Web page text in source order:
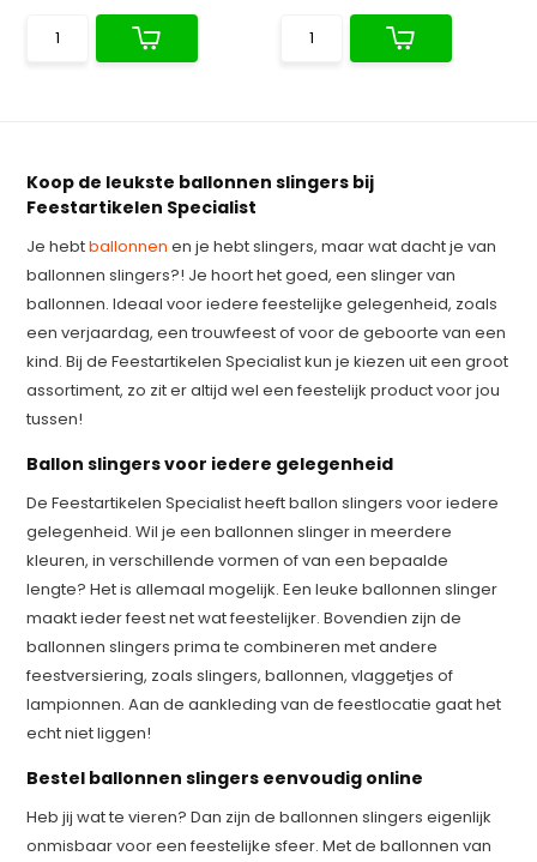
Koop de leukste ballonnen slingers bij
Feestartikelen Specialist
Je hebtballonnen en je hebt slingers, maar wat dacht je van
ballonnen slingers?! Je hoort het goed, een slinger van
ballonnen. Ideaal voor iedere feestelijke gelegenheid, zoals
een verjaardag, een trouwfeest of voor de geboorte van een
kind. Bij de Feestartikelen Specialist kun je kiezen uit een groot
assortiment, zo zit er altijd wel een feestelijk product voor jou
tussen!
Ballon slingers voor iedere gelegenheid
De Feestartikelen Specialist heeft ballon slingers voor iedere
gelegenheid. Wil je een ballonnen slinger in meerdere
kleuren, in verschillende vormen of van een bepaalde
lengte? Het is allemaal mogelijk. Een leuke ballonnen slinger
maakt ieder feest net wat feestelijker. Bovendien zijn de
ballonnen slingers prima te combineren met andere
feestversiering, zoals slingers, ballonnen, vlaggetjes of
lampionnen. Aan de aankleding van de feestlocatie gaat het
echt niet liggen!
Bestel ballonnen slingers eenvoudig online
Heb jij wat te vieren? Dan zijn de ballonnen slingers eigenlijk
onmisbaar voor een feestelijke sfeer. Met de ballonnen van